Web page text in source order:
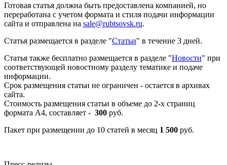
Готовая статья должна быть предоставлена компанией, но
переработана с учетом формата и стиля подачи информации
сайта и отправлена на sale@rubtsovsk.ru.
Статья размещается в разделе "Статьи" в течение 3 дней.
Статья также бесплатно размещается в разделе "Новости" при
соответствующей новостному разделу тематике и подаче
информации.
Срок размещения статьи не ограничен - остается в архивах
сайта.
Стоимость размещения статьи в объеме до 2-х страниц
формата А4, составляет - 300 руб.
Пакет при размещении до 10 статей в месяц 1 500 руб.